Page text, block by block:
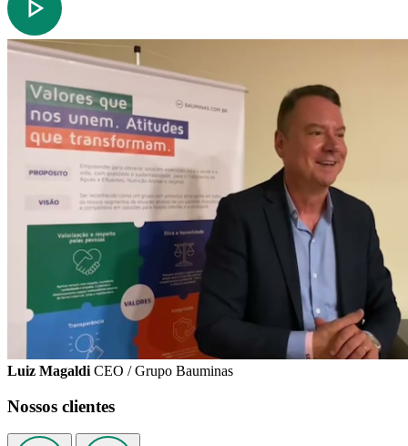
Luiz Magaldi CEO / Grupo Bauminas
Nossos clientes